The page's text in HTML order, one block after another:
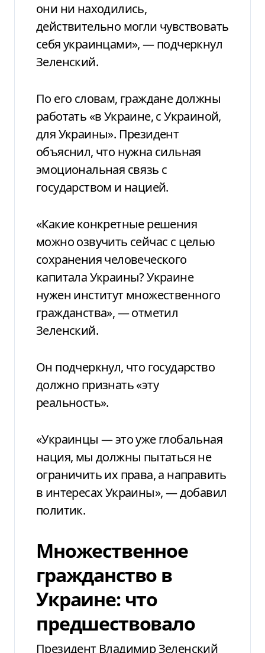
они ни находились,
действительно могли чувствовать
себя украинцами», — подчеркнул
Зеленский.
По его словам, граждане должны
работать «в Украине, с Украиной,
для Украины». Президент
объяснил, что нужна сильная
эмоциональная связь с
государством и нацией.
«Какие конкретные решения
можно озвучить сейчас с целью
сохранения человеческого
капитала Украины? Украине
нужен институт множественного
гражданства», — отметил
Зеленский.
Он подчеркнул, что государство
должно признать «эту
реальность».
«Украинцы — это уже глобальная
нация, мы должны пытаться не
ограничить их права, а направить
в интересах Украины», — добавил
политик.
Множественное
гражданство в
Украине: что
предшествовало
Президент Владимир Зеленский